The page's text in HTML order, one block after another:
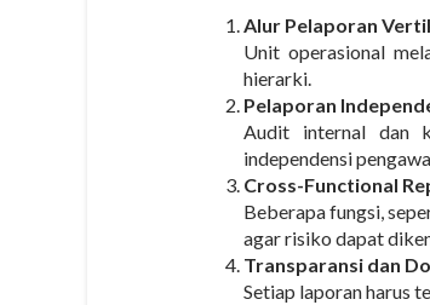
Alur Pelaporan
Unit operasional
hierarki.
Pelaporan
Audit internal dan
independensi
Cross-Functional
Beberapa fungsi,
agar risiko dapat
Transparansi dan
Setiap laporan harus